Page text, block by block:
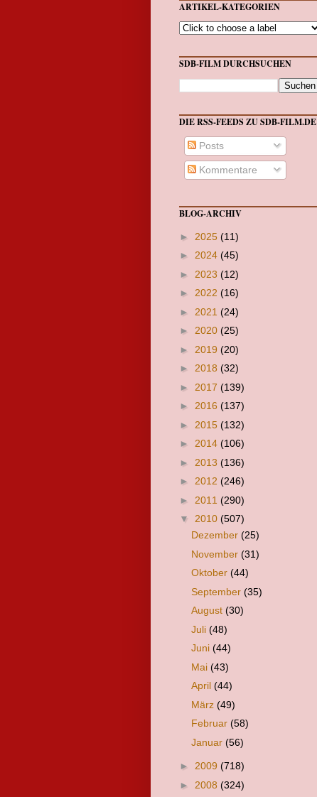
ARTIKEL-KATEGORIEN
SDB-FILM DURCHSUCHEN
DIE RSS-FEEDS ZU SDB-FILM.DE
Posts
Kommentare
BLOG-ARCHIV
► 2025 (11)
► 2024 (45)
► 2023 (12)
► 2022 (16)
► 2021 (24)
► 2020 (25)
► 2019 (20)
► 2018 (32)
► 2017 (139)
► 2016 (137)
► 2015 (132)
► 2014 (106)
► 2013 (136)
► 2012 (246)
► 2011 (290)
▼ 2010 (507)
Dezember (25)
November (31)
Oktober (44)
September (35)
August (30)
Juli (48)
Juni (44)
Mai (43)
April (44)
März (49)
Februar (58)
Januar (56)
► 2009 (718)
► 2008 (324)